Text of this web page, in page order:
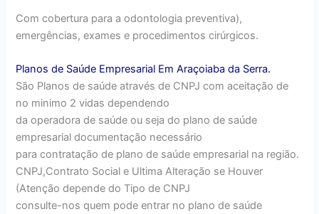
Com cobertura para a odontologia preventiva),
emergências, exames e procedimentos cirúrgicos.
Planos de Saúde Empresarial Em Araçoiaba da Serra.
São Planos de saúde através de CNPJ com aceitação de
no minimo 2 vidas dependendo
da operadora de saúde ou seja do plano de saúde
empresarial documentação necessário
para contratação de plano de saúde empresarial na região.
CNPJ,Contrato Social e Ultima Alteração se Houver
(Atenção depende do Tipo de CNPJ
consulte-nos quem pode entrar no plano de saúde